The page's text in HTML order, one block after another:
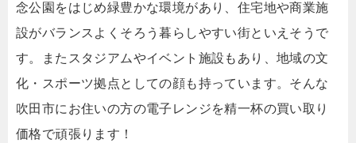
念公園をはじめ緑豊かな環境があり、住宅地や商業施
設がバランスよくそろう暮らしやすい街といえそうで
す。またスタジアムやイベント施設もあり、地域の文
化・スポーツ拠点としての顔も持っています。そんな
吹田市にお住いの方の電子レンジを精一杯の買い取り
価格で頑張ります！